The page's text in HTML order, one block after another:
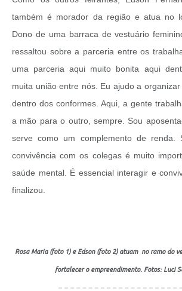
também é morador da região e atua no
Dono de uma barraca de vestuário
ressaltou sobre a parceria entre os
uma parceria aqui muito bonita aqui
muita união entre nós. Eu ajudo a
dentro dos conformes. Aqui, a gente
a mão para o outro, sempre. Sou
serve como um complemento de renda.
convivência com os colegas é muito
saúde mental. É essencial interagir e
finalizou.
Rosa Maria (foto 1) e Edson (foto 2) atuam no ramo do
fortalecer o empreendimento. Fotos: Luci